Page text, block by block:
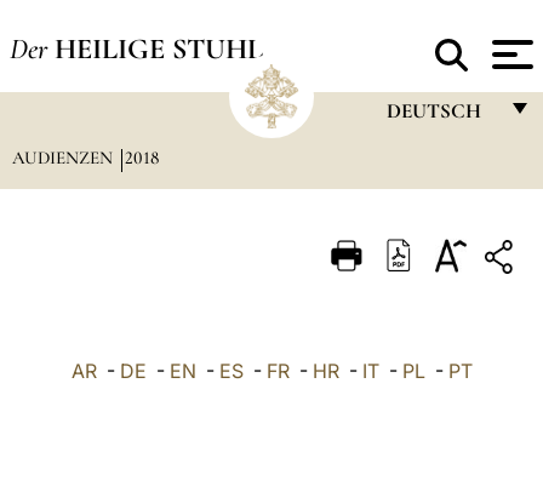
Der HEILIGE STUHL
DEUTSCH
ITALIANO
AUDIENZEN 2018
AR- DE - EN - ES- FR- HR- IT- PL- PT